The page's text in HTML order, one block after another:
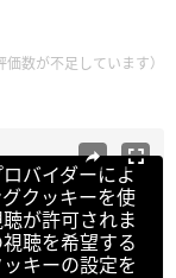
価数が不足しています）
バイダーによ
クッキーを使
が許可されま
聴を希望する
キーの設定を